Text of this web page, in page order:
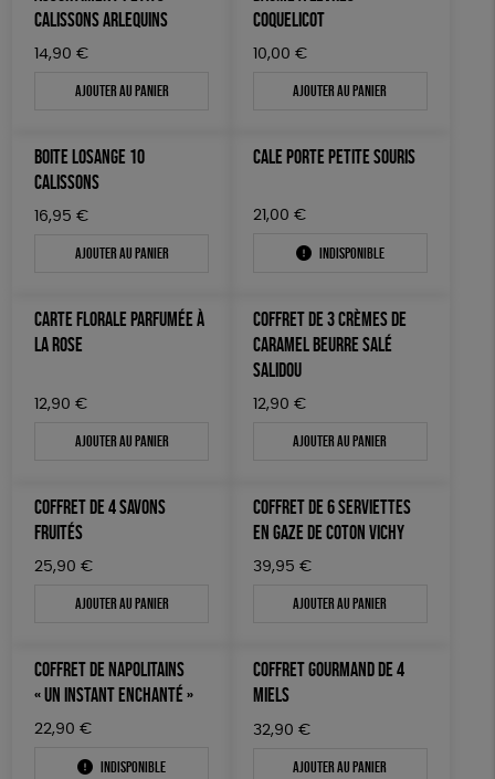
LIVRES
JEUX
SOLICADEAUX
Biodégradable FSC
Fabrication artisanale Oeko-Tex
CALISSONS ARLEQUINS
14,90 €
Ajouter au panier
COQUELICOT
10,00 €
Ajouter au panier
BOITE LOSANGE 10
CALISSONS
16,95 €
Ajouter au panier
CALE PORTE PETITE SOURIS
21,00 €
Indisponible
CARTE FLORALE PARFUMÉE À
LA ROSE
12,90 €
Ajouter au panier
COFFRET DE 3 CRÈMES DE
CARAMEL BEURRE SALÉ
SALIDOU
12,90 €
Ajouter au panier
COFFRET DE 4 SAVONS
FRUITÉS
25,90 €
Ajouter au panier
COFFRET DE 6 SERVIETTES
EN GAZE DE COTON VICHY
39,95 €
Ajouter au panier
COFFRET DE NAPOLITAINS
« UN INSTANT ENCHANTÉ »
22,90 €
Indisponible
COFFRET GOURMAND DE 4
MIELS
32,90 €
Ajouter au panier